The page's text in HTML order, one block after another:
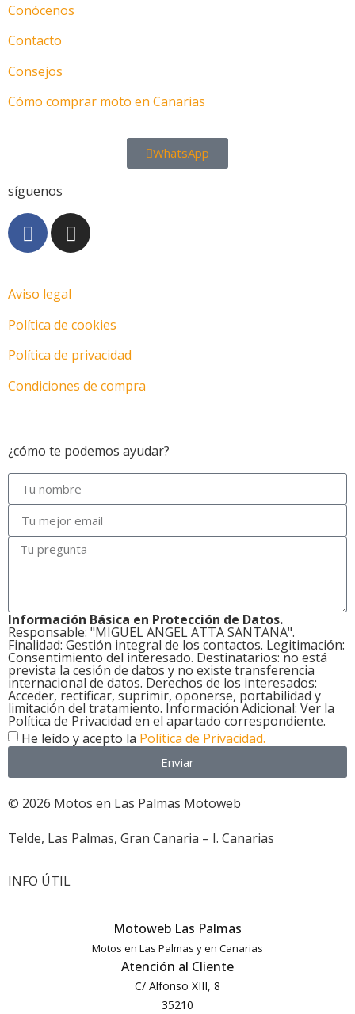
Conócenos
Contacto
Consejos
Cómo comprar moto en Canarias
WhatsApp
síguenos
Aviso legal
Política de cookies
Política de privacidad
Condiciones de compra
¿cómo te podemos ayudar?
Información Básica en Protección de Datos.
Responsable: "MIGUEL ANGEL ATTA SANTANA".
Finalidad: Gestión integral de los contactos. Legitimación:
Consentimiento del interesado. Destinatarios: no está
prevista la cesión de datos y no existe transferencia
internacional de datos. Derechos de los interesados:
Acceder, rectificar, suprimir, oponerse, portabilidad y
limitación del tratamiento. Información Adicional: Ver la
Política de Privacidad en el apartado correspondiente.
He leído y acepto la Política de Privacidad.
Enviar
© 2026 Motos en Las Palmas Motoweb
Telde, Las Palmas, Gran Canaria – I. Canarias
INFO ÚTIL
Motoweb Las Palmas
Motos en Las Palmas y en Canarias
Atención al Cliente
C/ Alfonso XIII, 8
35210